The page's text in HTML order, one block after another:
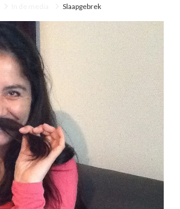
Slaapgebrek